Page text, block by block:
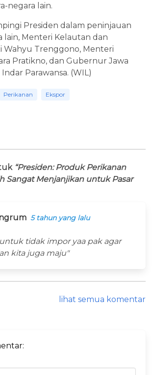
negara lain.
Presiden dalam peninjauan
lain, Menteri Kelautan dan
Wahyu Trenggono, Menteri
Pratikno, dan Gubernur Jawa
Parawansa. (WIL)
Perikanan Ekspor
“Presiden: Produk Perikanan
Sangat Menjanjikan untuk Pasar
5 tahun yang lalu
tidak impor yaa pak agar
kita juga maju"
lihat semua komentar